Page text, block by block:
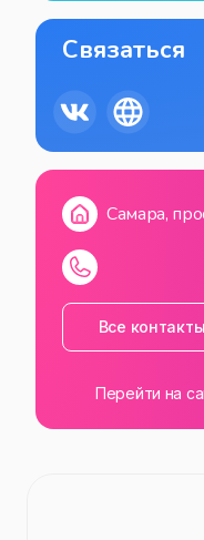
Связаться
Самара,
Все контакты
Перейти на